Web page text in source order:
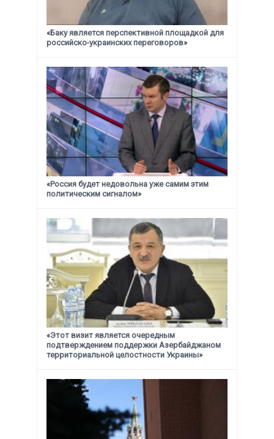
«Баку является перспективной площадкой для
российско-украинских переговоров»
«Россия будет недовольна уже самим этим
политическим сигналом»
«Этот визит является очередным
подтверждением поддержки Азербайджаном
территориальной целостности Украины»